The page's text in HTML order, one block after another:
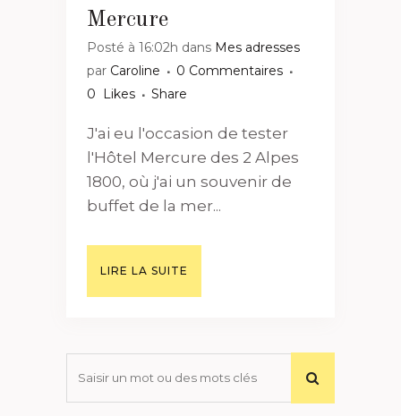
Mercure
Posté à 16:02h dans Mes adresses
par Caroline
0 Commentaires
0
Likes Share
J'ai eu l'occasion de tester
l'Hôtel Mercure des 2 Alpes
1800, où j'ai un souvenir de
buffet de la mer...
LIRE LA SUITE